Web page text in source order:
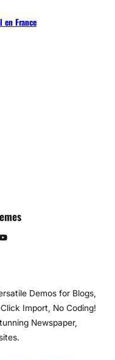
en France
Demos for Blogs,
Import, No Coding!
Newspaper,